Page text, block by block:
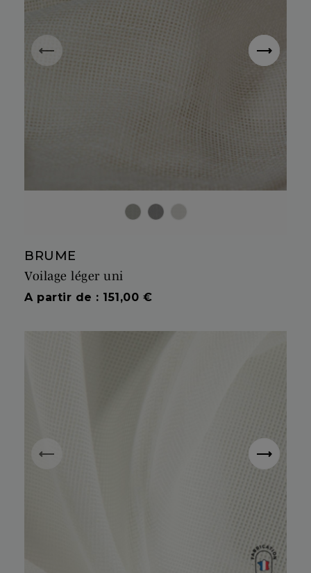
NATUREL
PIERREGIVRE
BRUME
Voilage léger uni
Prix
A partir de : 151,00 €